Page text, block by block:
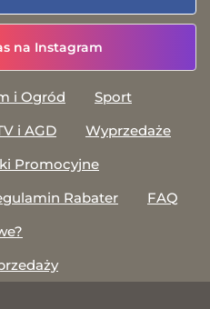
na Instagram
i Ogród
Sport
i AGD
Wyprzedaże
Promocyjne
Rabater
FAQ